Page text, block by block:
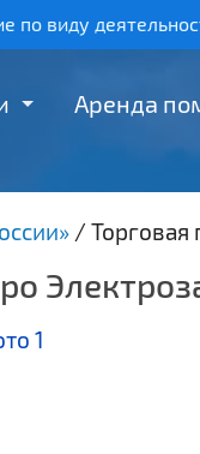
по виду
Аренда
/ Торговая